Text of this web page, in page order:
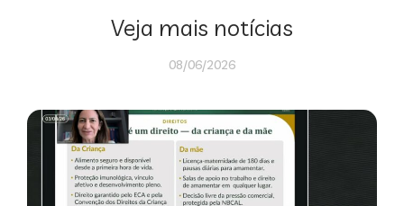
Veja mais notícias
08/06/2026